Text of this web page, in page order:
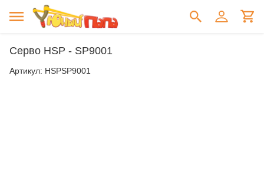
Серво HSP - SP9001
Артикул: HSPSP9001